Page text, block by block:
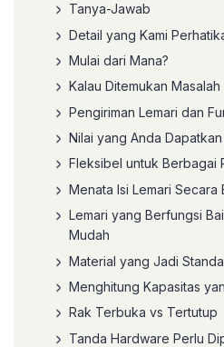
Tanya-Jawab
Detail yang Kami
Mulai dari Mana?
Kalau Ditemukan
Pengiriman Lemari dan
Nilai yang Anda Dapatkan
Fleksibel untuk Berbagai
Menata Isi Lemari Secara
Lemari yang Berfungsi
Mudah
Material yang Jadi
Menghitung Kapasitas
Rak Terbuka vs Tertutup
Tanda Hardware Perlu